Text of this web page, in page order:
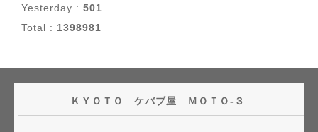
Yesterday : 501
Total : 1398981
ＫＹＯＴＯ ケバブ屋 ＭＯＴＯ-３